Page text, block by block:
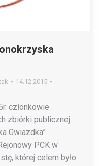
14.12.2015
członkowie
zbiórki publicznej
Gwiazdka”
PCK w
której celem było